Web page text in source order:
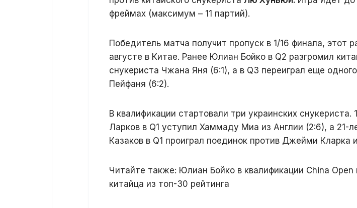
фреймах (максимум – 11 партий).
Победитель матча получит пропуск в 1/16 финала, этот
августе в Китае. Ранее Юлиан Бойко в Q2 разгромил
снукериста Чжана Яня (6:1), а в Q3 переиграл еще
Пейфаня (6:2).
В квалификации стартовали три украинских снукериста.
Ларков в Q1 уступил Хаммаду Миа из Англии (2:6), а 21-
Казаков в Q1 проиграл поединок против Джейми Кларка
Читайте также: Юлиан Бойко в квалификации China Open
китайца из топ-30 рейтинга